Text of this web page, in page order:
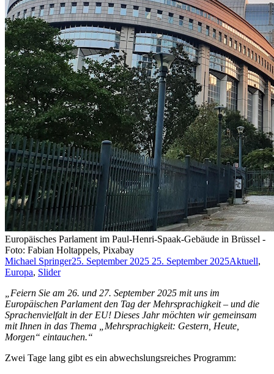
Europäisches Parlament im Paul-Henri-Spaak-Gebäude in Brüssel -
Foto: Fabian Holtappels, Pixabay
Michael Springer25. September 2025 25. September 2025Aktuell,
Europa, Slider
„Feiern Sie am 26. und 27. September 2025 mit uns im
Europäischen Parlament den Tag der Mehrsprachigkeit – und die
Sprachenvielfalt in der EU! Dieses Jahr möchten wir gemeinsam
mit Ihnen in das Thema „Mehrsprachigkeit: Gestern, Heute,
Morgen“ eintauchen.“
Zwei Tage lang gibt es ein abwechslungsreiches Programm: